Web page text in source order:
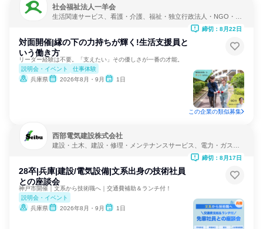
社会福祉法人一羊会
生活関連サービス、看護・介護、福祉・独立行政法人・NGO・N
対面開催|縁の下の力持ちが輝く!生活支援員と
いう働き方
リーダー経験は不要。「支えたい」その優しさが一番の才能。
説明会・イベント
仕事体験
兵庫県
2026年8月・9月 1日
締切：8月22日
この企業の類似募集
西部電気建設株式会社
建設・土木、建設・修理・メンテナンスサービス、電力・ガス・
28卒|兵庫|建設/電気設備|文系出身の技術社員
との座談会
神戸市開催｜文系から技術職へ｜交通費補助＆ランチ付！
説明会・イベント
兵庫県
2026年8月・9月 1日
締切：8月17日